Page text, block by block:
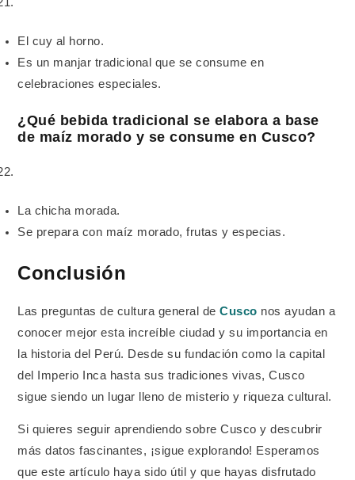
El cuy al horno.
Es un manjar tradicional que se consume en
celebraciones especiales.
¿Qué bebida tradicional se elabora a base
de maíz morado y se consume en Cusco?
La chicha morada.
Se prepara con maíz morado, frutas y especias.
Conclusión
Las preguntas de cultura general deCusco nos ayudan a
conocer mejor esta increíble ciudad y su importancia en
la historia del Perú. Desde su fundación como la capital
del Imperio Inca hasta sus tradiciones vivas, Cusco
sigue siendo un lugar lleno de misterio y riqueza cultural.
Si quieres seguir aprendiendo sobre Cusco y descubrir
más datos fascinantes, ¡sigue explorando! Esperamos
que este artículo haya sido útil y que hayas disfrutado